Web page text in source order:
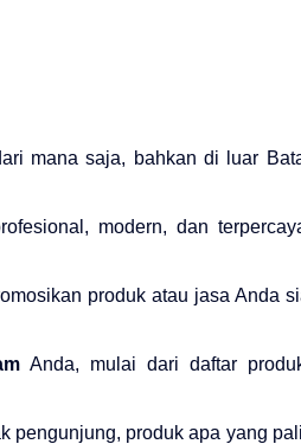
mana saja, bahkan di luar
modern, dan
produk atau jasa Anda
Anda, mulai dari daftar
pengunjung, produk apa yang